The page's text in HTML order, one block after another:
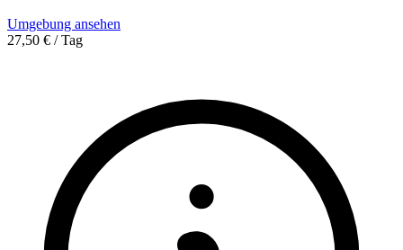
Umgebung ansehen
27,50 € / Tag